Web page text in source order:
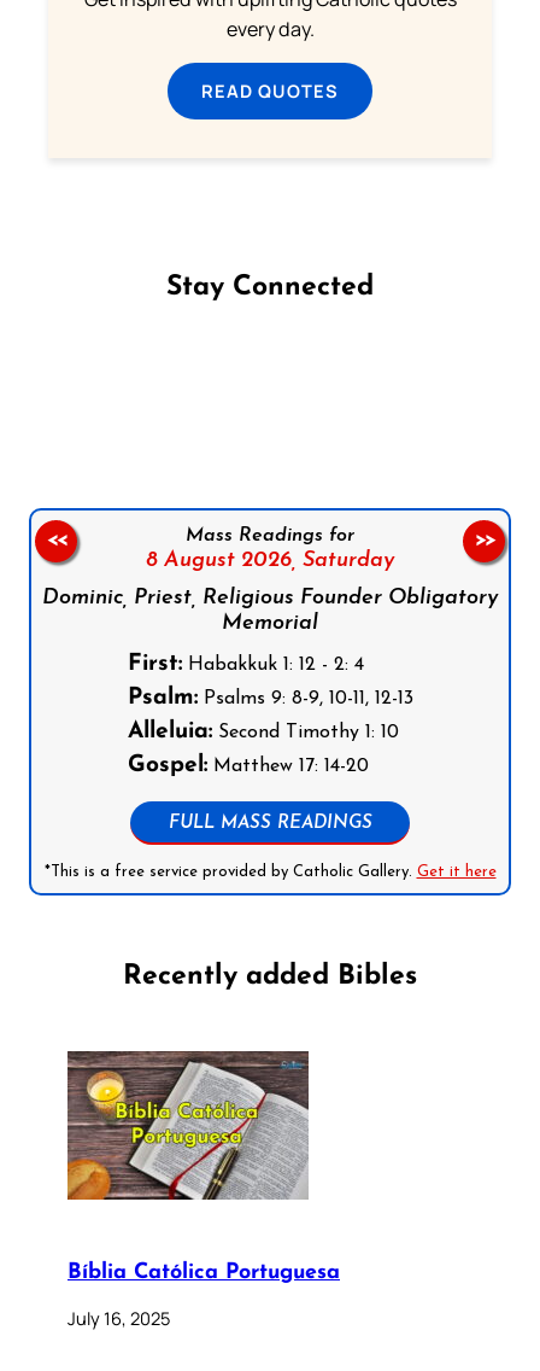
every day.
READ QUOTES
Stay Connected
Mass Readings for
8 August 2026, Saturday
Dominic, Priest, Religious Founder Obligatory
Memorial
First:Habakkuk 1: 12 - 2: 4
Psalm:Psalms 9: 8-9, 10-11, 12-13
Alleluia:Second Timothy 1: 10
Gospel:Matthew 17: 14-20
FULL MASS READINGS
*This is a free service provided by Catholic Gallery. Get it here
<< >>
Recently added Bibles
Bíblia Católica Portuguesa
July 16, 2025